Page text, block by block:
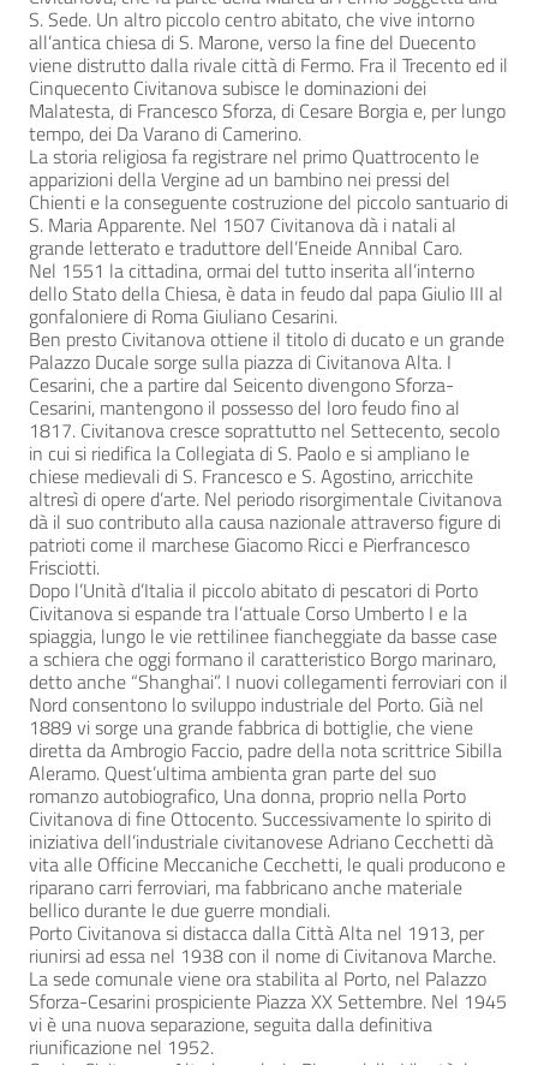
S. Sede. Un altro piccolo centro abitato, che vive intorno
all’antica chiesa di S. Marone, verso la fine del Duecento
viene distrutto dalla rivale città di Fermo. Fra il Trecento ed il
Cinquecento Civitanova subisce le dominazioni dei
Malatesta, di Francesco Sforza, di Cesare Borgia e, per lungo
tempo, dei Da Varano di Camerino.
La storia religiosa fa registrare nel primo Quattrocento le
apparizioni della Vergine ad un bambino nei pressi del
Chienti e la conseguente costruzione del piccolo santuario di
S. Maria Apparente. Nel 1507 Civitanova dà i natali al
grande letterato e traduttore dell’Eneide Annibal Caro.
Nel 1551 la cittadina, ormai del tutto inserita all’interno
dello Stato della Chiesa, è data in feudo dal papa Giulio III al
gonfaloniere di Roma Giuliano Cesarini.
Ben presto Civitanova ottiene il titolo di ducato e un grande
Palazzo Ducale sorge sulla piazza di Civitanova Alta. I
Cesarini, che a partire dal Seicento divengono Sforza-
Cesarini, mantengono il possesso del loro feudo fino al
1817. Civitanova cresce soprattutto nel Settecento, secolo
in cui si riedifica la Collegiata di S. Paolo e si ampliano le
chiese medievali di S. Francesco e S. Agostino, arricchite
altresì di opere d’arte. Nel periodo risorgimentale Civitanova
dà il suo contributo alla causa nazionale attraverso figure di
patrioti come il marchese Giacomo Ricci e Pierfrancesco
Frisciotti.
Dopo l’Unità d’Italia il piccolo abitato di pescatori di Porto
Civitanova si espande tra l’attuale Corso Umberto I e la
spiaggia, lungo le vie rettilinee fiancheggiate da basse case
a schiera che oggi formano il caratteristico Borgo marinaro,
detto anche “Shanghai”. I nuovi collegamenti ferroviari con il
Nord consentono lo sviluppo industriale del Porto. Già nel
1889 vi sorge una grande fabbrica di bottiglie, che viene
diretta da Ambrogio Faccio, padre della nota scrittrice Sibilla
Aleramo. Quest’ultima ambienta gran parte del suo
romanzo autobiografico, Una donna, proprio nella Porto
Civitanova di fine Ottocento. Successivamente lo spirito di
iniziativa dell’industriale civitanovese Adriano Cecchetti dà
vita alle Officine Meccaniche Cecchetti, le quali producono e
riparano carri ferroviari, ma fabbricano anche materiale
bellico durante le due guerre mondiali.
Porto Civitanova si distacca dalla Città Alta nel 1913, per
riunirsi ad essa nel 1938 con il nome di Civitanova Marche.
La sede comunale viene ora stabilita al Porto, nel Palazzo
Sforza-Cesarini prospiciente Piazza XX Settembre. Nel 1945
vi è una nuova separazione, seguita dalla definitiva
riunificazione nel 1952.